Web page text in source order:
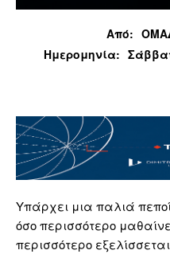
Από:
Ημερομηνία:
Υπάρχει μια παλιά
όσο περισσότερο
περισσότερο